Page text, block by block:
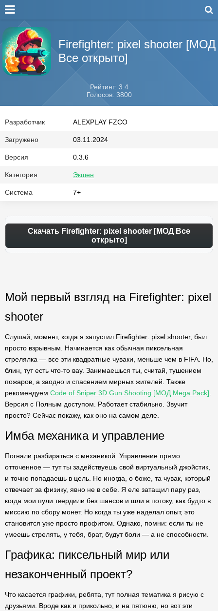
Firefighter: pixel shooter [МОД
Все открыто]
Рейтинг: 3.4
Голосов: 3800
Разработчик ALEXPLAY FZCO
Загружено 03.11.2024
Версия 0.3.6
Категория Экшен
Система 7+
Скачать Firefighter: pixel shooter [МОД Все
открыто]
Мой первый взгляд на Firefighter: pixel
shooter
Слушай, момент, когда я запустил Firefighter: pixel shooter, был
просто взрывным. Начинается как обычная пиксельная
стрелялка — все эти квадратные чуваки, меньше чем в FIFA. Но,
блин, тут есть что-то вау. Занимаешься ты, считай, тушением
пожаров, а заодно и спасением мирных жителей. Также
рекомендуем Code of Sniper 3D Gun Shooting [МОД Mega Pack]
Версия с Полным доступом. Работает стабильно. Звучит
просто? Сейчас покажу, как оно на самом деле.
Имба механика и управление
Погнали разбираться с механикой. Управление прямо
отточенное — тут ты задействуешь свой виртуальный джойстик,
и точно попадаешь в цель. Но иногда, о боже, та чувак, который
отвечает за физику, явно не в себе. Я еле затащил пару раз,
когда мои пули твердили без шансов и шли в потоку, как будто в
миссию по сбору монет. Но когда ты уже наделал опыт, это
становится уже просто профитом. Однако, помни: если ты не
умеешь стрелять, у тебя, брат, будут боли — а не способности.
Графика: пиксельный мир или
незаконченный проект?
Что касается графики, ребята, тут полная тематика я рисую с
друзьями. Вроде как и прикольно, и на пятюню, но вот эти